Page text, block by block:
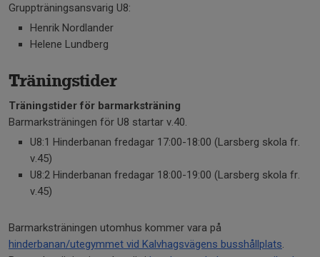
Gruppträningsansvarig U8:
Henrik Nordlander
Helene Lundberg
Träningstider
Träningstider för barmarksträning
Barmarksträningen för U8 startar v.40.
U8:1 Hinderbanan fredagar 17:00-18:00 (Larsberg skola fr.
v.45)
U8:2 Hinderbanan fredagar 18:00-19:00 (Larsberg skola fr.
v.45)
Barmarksträningen utomhus kommer vara på
hinderbanan/utegymmet vid Kalvhagsvägens busshållplats.